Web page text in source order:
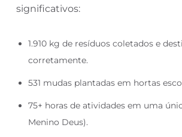
significativos:
1.910 kg de resíduos coletados e
corretamente.
531 mudas plantadas em hortas
75+ horas de atividades em uma
Menino Deus).